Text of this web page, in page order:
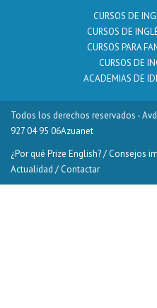
CURSOS DE
CURSOS DE
CURSOS PARA
CURSOS DE
ACADEMIAS DE
Todos los derechos reservados -
927 04 95 06Azuanet
¿Por qué Prize English?/ Consejos
Actualidad / Contactar